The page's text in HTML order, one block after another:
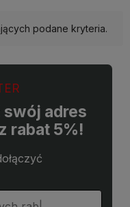
podane kryteria.
adres
rabat 5%!